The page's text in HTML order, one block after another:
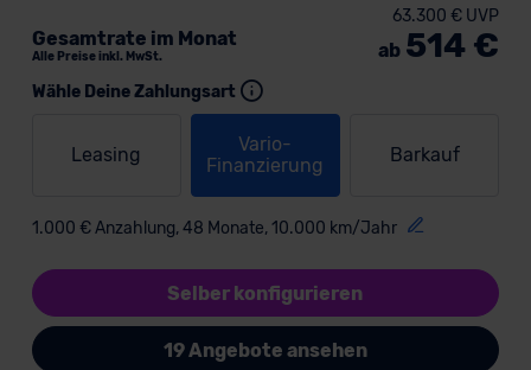
Wähle Deine Zahlungsart
Leasing
Vario-
Finanzierung
Barkauf
1.000 € Anzahlung, 48 Monate, 10.000 km/Jahr
Gesamtrate im Monat
Alle Preise inkl. MwSt.
63.300 € UVP
ab 514 €
Selber konfigurieren
19 Angebote ansehen